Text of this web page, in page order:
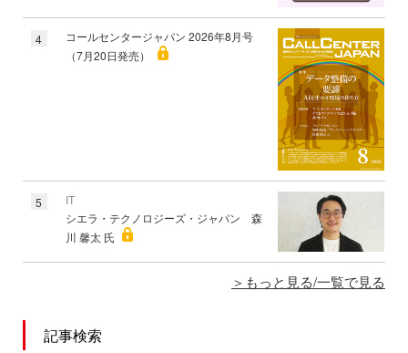
4
コールセンタージャパン 2026年8月号
（7月20日発売）
5
IT
シエラ・テクノロジーズ・ジャパン 森
川 馨太 氏
もっと見る/一覧で見る
記事検索